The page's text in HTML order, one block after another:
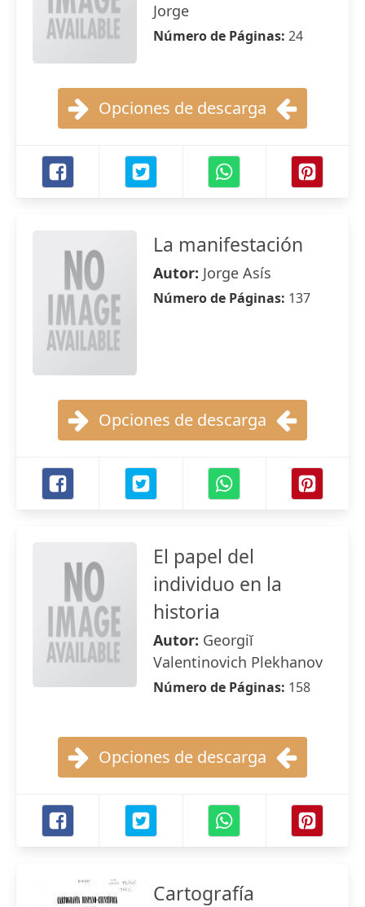
Jorge
Número de Páginas: 24
Opciones de descarga
La manifestación
Autor: Jorge Asís
Número de Páginas: 137
Opciones de descarga
El papel del
individuo en la
historia
Autor: Georgiĭ
Valentinovich Plekhanov
Número de Páginas: 158
Opciones de descarga
Cartografía